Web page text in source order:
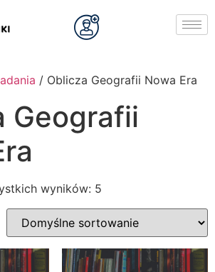
/ Oblicza Geografii Nowa Era
Geografii
wyników: 5